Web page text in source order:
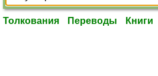
Толкования Переводы Книги